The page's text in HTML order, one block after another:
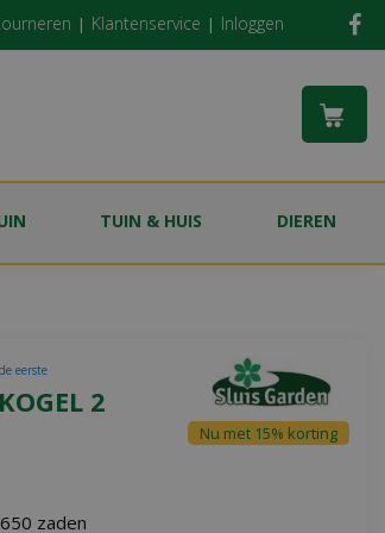
Klantenservice Inloggen
TUIN & HUIS DIEREN
2
eerste
Nu met 15% korting
zaden